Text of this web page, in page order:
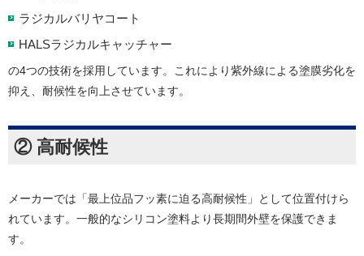
ラジカルバリヤコート
HALSラジカルキャッチャー
の4つの技術を採用しています。これにより紫外線による塗膜劣化を
抑え、耐候性を向上させています。
② 高耐候性
メーカーでは「最上位品フッ素に迫る高耐候性」として位置付けら
れています。一般的なシリコン塗料より長期間外壁を保護できま
す。